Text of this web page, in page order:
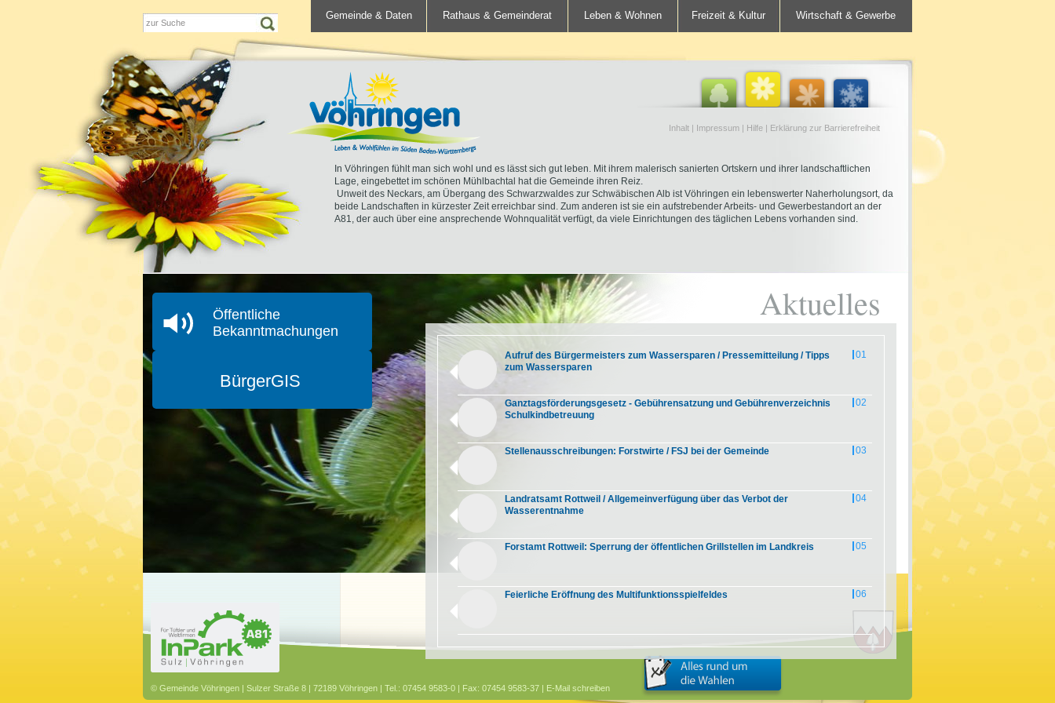
Gemeinde & Daten Rathaus & Gemeinderat Leben & Wohnen Freizeit & Kultur Wirtschaft & Gewerbe
Inhalt | Impressum | Hilfe | Erklärung zur Barrierefreiheit
In Vöhringen fühlt man sich wohl und es lässt sich gut leben. Mit ihrem malerisch sanierten Ortskern und ihrer landschaftlichen
Lage, eingebettet im schönen Mühlbachtal hat die Gemeinde ihren Reiz.
Unweit des Neckars, am Übergang des Schwarzwaldes zur Schwäbischen Alb ist Vöhringen ein lebenswerter Naherholungsort, da
beide Landschaften in kürzester Zeit erreichbar sind. Zum anderen ist sie ein aufstrebender Arbeits- und Gewerbestandort an der
A81, der auch über eine ansprechende Wohnqualität verfügt, da viele Einrichtungen des täglichen Lebens vorhanden sind.
Öffentliche
Bekanntmachungen
BürgerGIS
Aktuelles
Aufruf des Bürgermeisters zum Wassersparen / Pressemitteilung / Tipps
zum Wassersparen
01
Ganztagsförderungsgesetz - Gebührensatzung und Gebührenverzeichnis
Schulkindbetreuung
02
Stellenausschreibungen: Forstwirte / FSJ bei der Gemeinde 03
Landratsamt Rottweil / Allgemeinverfügung über das Verbot der
Wasserentnahme
04
Forstamt Rottweil: Sperrung der öffentlichen Grillstellen im Landkreis 05
Feierliche Eröffnung des Multifunktionsspielfeldes 06
© Gemeinde Vöhringen | Sulzer Straße 8 | 72189 Vöhringen | Tel.: 07454 9583-0 | Fax: 07454 9583-37 | E-Mail schreiben